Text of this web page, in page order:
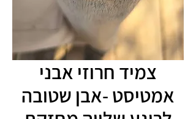
צמיד חרוזי אבני
אמטיסט -אבן שטובה